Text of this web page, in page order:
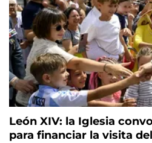
León XIV: la Iglesia
para financiar la visita